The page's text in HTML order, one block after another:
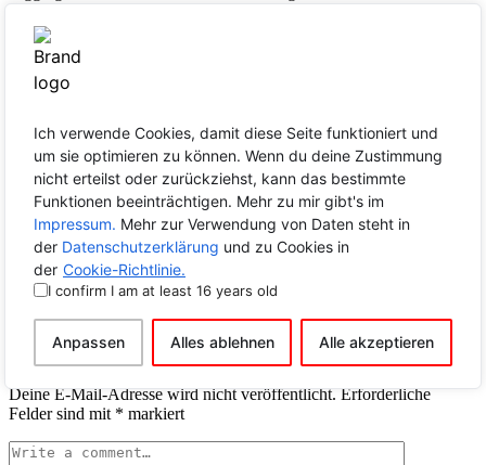
Ich verwende Cookies, damit diese Seite funktioniert und
um sie optimieren zu können. Wenn du deine Zustimmung
nicht erteilst oder zurückziehst, kann das bestimmte
Funktionen beeinträchtigen. Mehr zu mir gibt's im
Impressum. Mehr zur Verwendung von Daten steht in
der Datenschutzerklärung und zu Cookies in
der Cookie-Richtlinie.
I confirm I am at least 16 years old
Anpassen Alles ablehnen Alle akzeptieren
aber ab. Stattdessen setzen sie ein Zeichen für mehr Nachhaltigkeit
und konsumieren Mineralwasser künftig nicht mehr aus
Plastikflaschen, sondern aus der Leitung.
Außerdem lernen wir: Menschen in Cafés an Nachbartischen
Comments
Schreibe einen Kommentar
Deine E-Mail-Adresse wird nicht veröffentlicht. Erforderliche
Felder sind mit * markiert